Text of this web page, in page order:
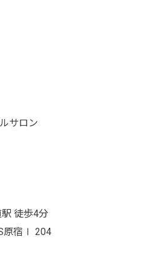
サロン
徒歩4分
原宿Ⅰ 204